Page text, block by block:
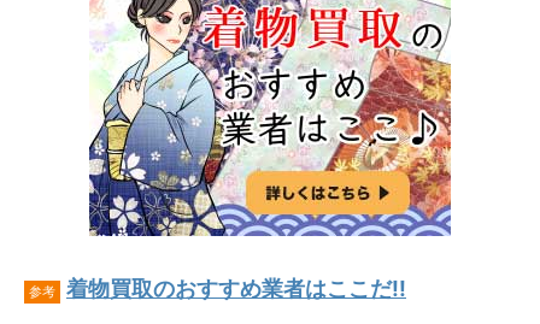
参考 着物買取のおすすめ業者はここだ!!